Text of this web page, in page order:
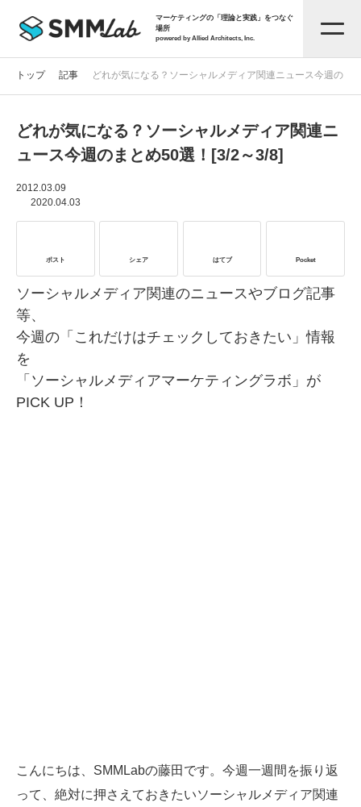
マーケティングの「理論と実践」をつなぐ
場所
powered by Allied Architects, Inc.
記事一覧
お役立ち資料
サービス資料
SMMLabについて
トップ 記事 どれが気になる？ソーシャルメディア関連ニュース今週のま
どれが気になる？ソーシャルメディア関連ニ
ュース今週のまとめ50選！[3/2～3/8]
2012.03.09
2020.04.03
ポスト シェア はてブ Pocket
ソーシャルメディア関連のニュースやブログ記事
等、
今週の「これだけはチェックしておきたい」情報
を
「ソーシャルメディアマーケティングラボ」が
PICK UP！
こんにちは、SMMLabの藤田です。今週一週間を振り返
って、絶対に押さえておきたいソーシャルメディア関連